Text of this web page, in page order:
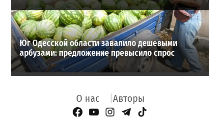
Юг Одесской области завалило дешевыми
арбузами: предложение превысило спрос
О нас Авторы
Facebook Page
YouTube
Instagram
Telegram
TikTok